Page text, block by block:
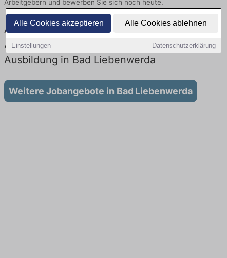
Alle Cookies akzeptieren Alle Cookies ablehnen
Einstellungen Datenschutzerklärung
Arbeitgebern und bewerben Sie sich noch heute.
Ausbildung in Bad Liebenwerda bei der Bahn:
Aktuell gibt es keine Stellenangebote für
Ausbildung in Bad Liebenwerda
Weitere Jobangebote in Bad Liebenwerda